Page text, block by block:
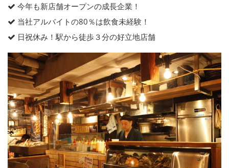
今年も新店舗オープンの成長企業！
当社アルバイトの80％は飲食未経験！
日祝休み！駅から徒歩３分の好立地店舗